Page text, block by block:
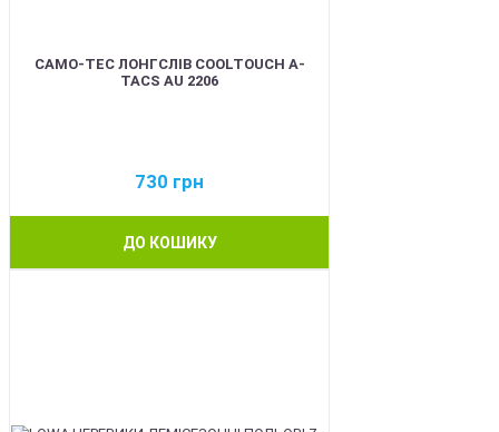
CAMO-TEC ЛОНГСЛІВ COOLTOUCH A-
TACS AU 2206
730 грн
ДО КОШИКУ